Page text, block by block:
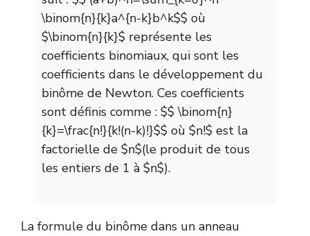
\binom{n}{k}a^{n-k}b^k$$ où
$\binom{n}{k}$ représente les
coefficients binomiaux, qui sont les
coefficients dans le développement du
binôme de Newton. Ces coefficients
sont définis comme : $$ \binom{n}
{k}=\frac{n!}{k!(n-k)!}$$ où $n!$ est la
factorielle de $n$(le produit de tous
les entiers de 1 à $n$).
La formule du binôme dans un anneau